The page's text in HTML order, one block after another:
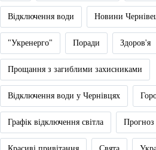
Відключення води Новини
"Укренерго" Поради Здоров'я
Прощання з загиблими захисниками
Відключення води у Чернівцях
Графік відключення світла Прогноз